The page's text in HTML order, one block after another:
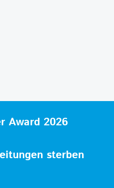
Award 2026
sterben